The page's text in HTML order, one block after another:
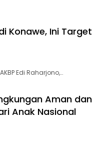
Konawe, Ini Target
Edi Raharjono,…
Aman dan
Anak Nasional